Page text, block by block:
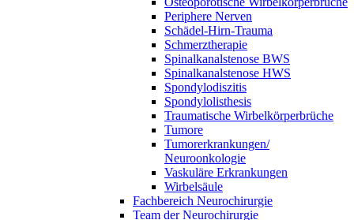
Periphere Nerven
Schädel-Hirn-Trauma
Schmerztherapie
Spinalkanalstenose BWS
Spinalkanalstenose HWS
Spondylodiszitis
Spondylolisthesis
Traumatische Wirbelkörperbrüche
Tumore
Tumorerkrankungen/
Neuroonkologie
Vaskuläre Erkrankungen
Wirbelsäule
Fachbereich Neurochirurgie
Team der Neurochirurgie